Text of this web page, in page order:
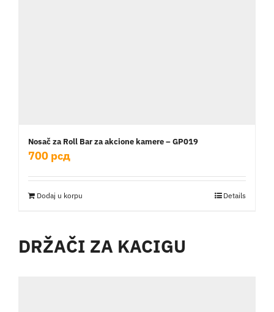
Nosač za Roll Bar za akcione kamere – GP019
700 рсд
Dodaj u korpu Details
DRŽAČI ZA KACIGU